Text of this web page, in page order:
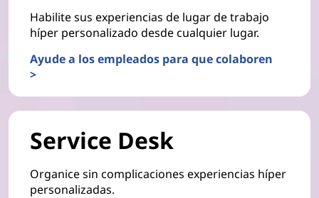
Habilite sus experiencias de lugar de trabajo
híper personalizado desde cualquier lugar.
Ayude a los empleados para que colaboren
>
Service Desk
Organice sin complicaciones experiencias híper
personalizadas.